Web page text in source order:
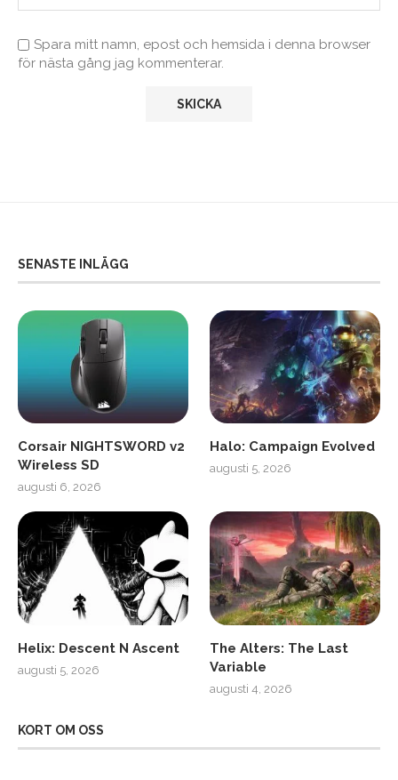
Spara mitt namn, epost och hemsida i denna browser
för nästa gång jag kommenterar.
SENASTE INLÄGG
Corsair NIGHTSWORD v2
Wireless SD
augusti 6, 2026
Halo: Campaign Evolved
augusti 5, 2026
Helix: Descent N Ascent
augusti 5, 2026
The Alters: The Last
Variable
augusti 4, 2026
KORT OM OSS